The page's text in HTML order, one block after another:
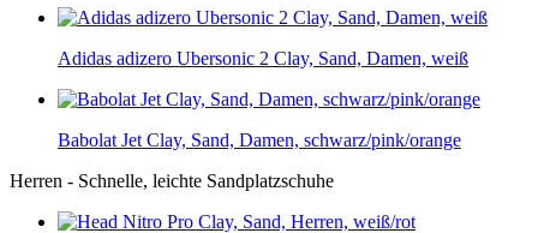
Adidas adizero Ubersonic 2 Clay, Sand, Damen, weiß
Babolat Jet Clay, Sand, Damen, schwarz/pink/orange
Herren - Schnelle, leichte Sandplatzschuhe